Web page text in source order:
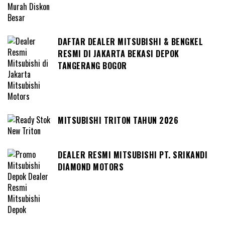
DAFTAR DEALER MITSUBISHI & BENGKEL
RESMI DI JAKARTA BEKASI DEPOK
TANGERANG BOGOR
MITSUBISHI TRITON TAHUN 2026
DEALER RESMI MITSUBISHI PT. SRIKANDI
DIAMOND MOTORS